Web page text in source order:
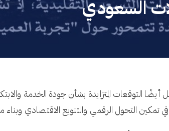
السعودي
التوقعات المتزايدة بشأن جودة الخدمة